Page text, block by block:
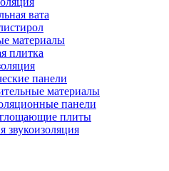
вата
материалы
плитка
панели
материалы
панели
плиты
звукоизоляция